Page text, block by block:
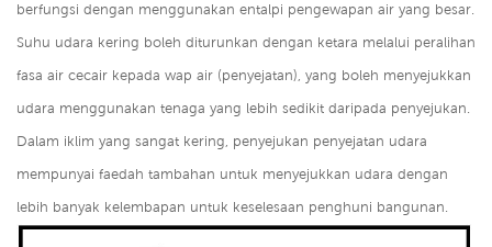
berfungsi dengan menggunakan entalpi pengewapan air yang besar.
Suhu udara kering boleh diturunkan dengan ketara melalui peralihan
fasa air cecair kepada wap air (penyejatan), yang boleh menyejukkan
udara menggunakan tenaga yang lebih sedikit daripada penyejukan.
Dalam iklim yang sangat kering, penyejukan penyejatan udara
mempunyai faedah tambahan untuk menyejukkan udara dengan
lebih banyak kelembapan untuk keselesaan penghuni bangunan.